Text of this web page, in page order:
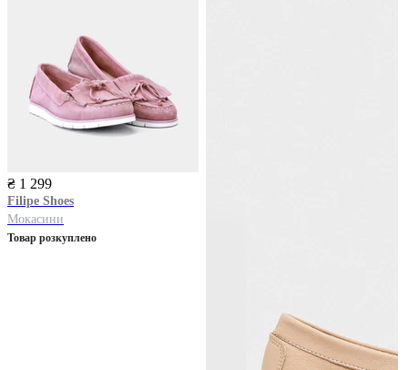
₴ 1 299
Filipe Shoes
Мокасини
Товар розкуплено